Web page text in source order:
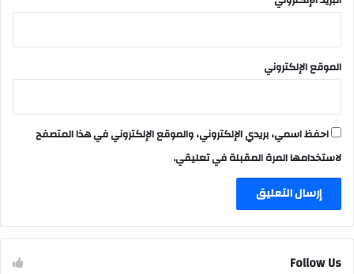
الموقع الإلكتروني
احفظ اسمي، بريدي الإلكتروني، والموقع الإلكتروني في هذا المتصفح
لاستخدامها المرة المقبلة في تعليقي.
Follow Us